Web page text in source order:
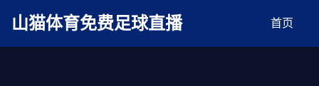
AV在线无码麻豆
山猫体育免费足球直播 首页